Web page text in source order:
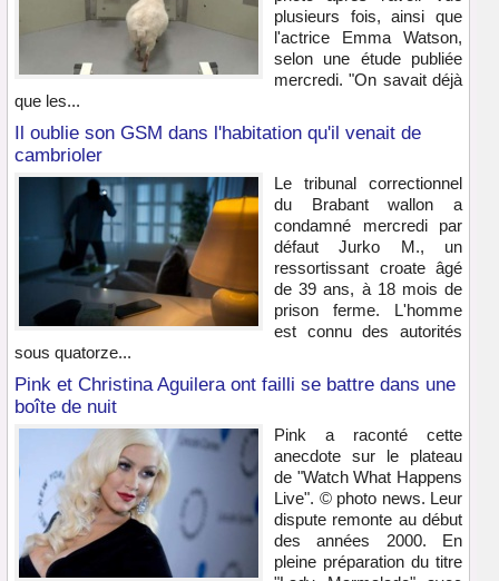
plusieurs fois, ainsi que
l'actrice Emma Watson,
selon une étude publiée
mercredi. "On savait déjà
que les...
Il oublie son GSM dans l'habitation qu'il venait de
cambrioler
Le tribunal correctionnel
du Brabant wallon a
condamné mercredi par
défaut Jurko M., un
ressortissant croate âgé
de 39 ans, à 18 mois de
prison ferme. L'homme
est connu des autorités
sous quatorze...
Pink et Christina Aguilera ont failli se battre dans une
boîte de nuit
Pink a raconté cette
anecdote sur le plateau
de "Watch What Happens
Live". © photo news. Leur
dispute remonte au début
des années 2000. En
pleine préparation du titre